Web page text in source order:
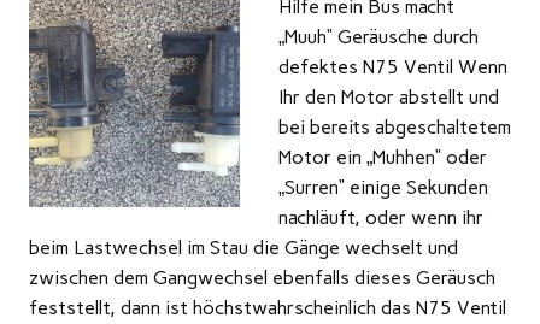
Hilfe mein Bus macht
„Muuh“ Geräusche durch
defektes N75 Ventil Wenn
Ihr den Motor abstellt und
bei bereits abgeschaltetem
Motor ein „Muhhen“ oder
„Surren“ einige Sekunden
nachläuft, oder wenn ihr
beim Lastwechsel im Stau die Gänge wechselt und
zwischen dem Gangwechsel ebenfalls dieses Geräusch
feststellt, dann ist höchstwahrscheinlich das N75 Ventil